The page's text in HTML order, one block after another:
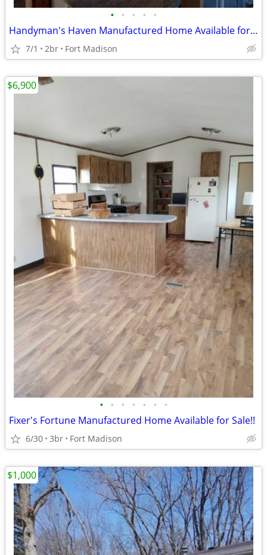
• • • • •
Handyman's Haven Manufactured Home Available for Sale
7/1 2br Fort Madison
• • • • • • •
Fixer's Fortune Manufactured Home Available for Sale!!
6/30 3br Fort Madison
$6,900
$1,000